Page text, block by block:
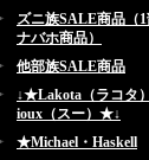
ズニ族SALE商品（
ナバホ商品）
他部族SALE商品
↓★Lakota（ラコタ
ioux（スー）★↓
★Michael・Haskell